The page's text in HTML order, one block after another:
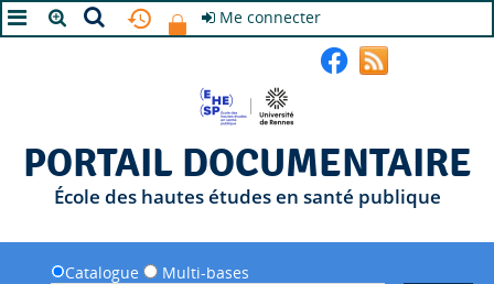
Me connecter
PORTAIL DOCUMENTAIRE
École des hautes études en santé publique
Catalogue Multi-bases